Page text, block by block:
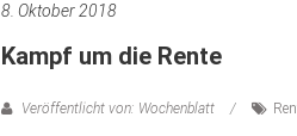
8. Oktober 2018
Kampf um die Rente
Veröffentlicht von: Wochenblatt